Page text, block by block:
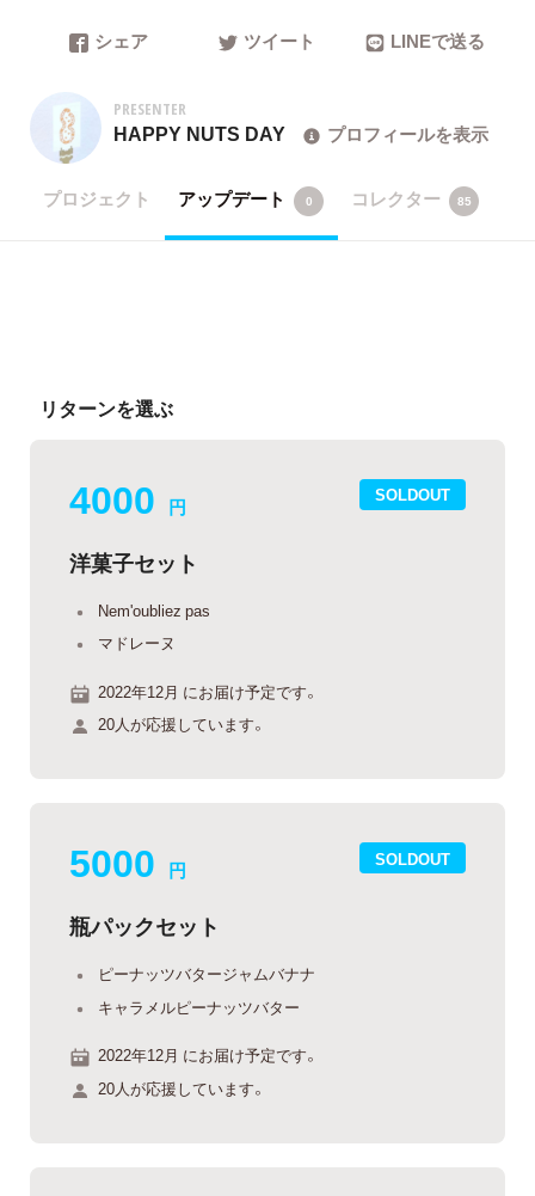
シェア ツイート LINEで送る
PRESENTER
HAPPY NUTS DAY プロフィールを表示
プロジェクト アップデート 0 コレクター 85
リターンを選ぶ
SOLDOUT
4000 円
洋菓子セット
Nem'oubliez pas
マドレーヌ
2022年12月 にお届け予定です。
20人が応援しています。
SOLDOUT
5000 円
瓶パックセット
ピーナッツバタージャムバナナ
キャラメルピーナッツバター
2022年12月 にお届け予定です。
20人が応援しています。